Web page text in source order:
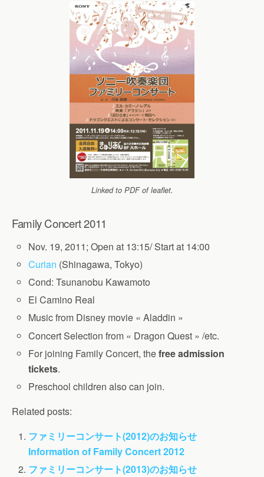
Linked to PDF of leaflet.
Family Concert 2011
Nov. 19, 2011; Open at 13:15/ Start at 14:00
Curian (Shinagawa, Tokyo)
Cond: Tsunanobu Kawamoto
El Camino Real
Music from Disney movie « Aladdin »
Concert Selection from « Dragon Quest » /etc.
For joining Family Concert, thefree admission
tickets.
Preschool children also can join.
Related posts:
ファミリーコンサート(2012)のお知らせ
Information of Family Concert 2012
ファミリーコンサート(2013)のお知らせ